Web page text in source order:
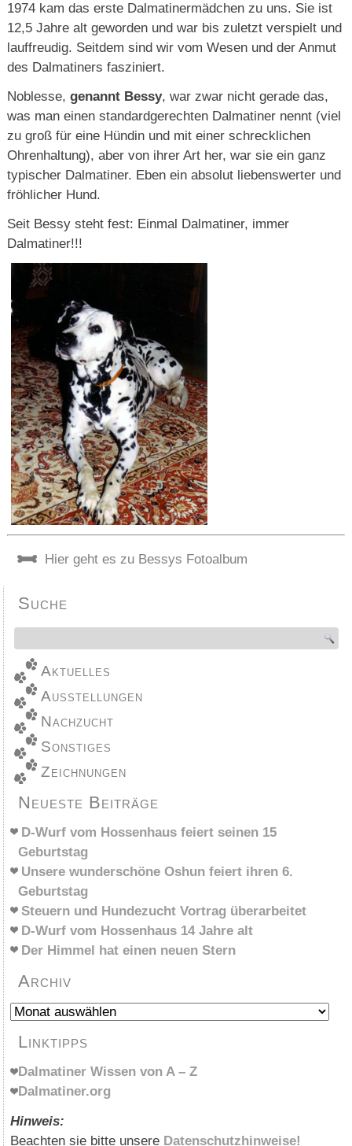
1974 kam das erste Dalmatinermädchen zu uns. Sie ist
12,5 Jahre alt geworden und war bis zuletzt verspielt und
lauffreudig. Seitdem sind wir vom Wesen und der Anmut
des Dalmatiners fasziniert.
Noblesse,genannt Bessy, war zwar nicht gerade das,
was man einen standardgerechten Dalmatiner nennt (viel
zu groß für eine Hündin und mit einer schrecklichen
Ohrenhaltung), aber von ihrer Art her, war sie ein ganz
typischer Dalmatiner. Eben ein absolut liebenswerter und
fröhlicher Hund.
Seit Bessy steht fest: Einmal Dalmatiner, immer
Dalmatiner!!!
Hier geht es zu Bessys Fotoalbum
Suche
Aktuelles
Ausstellungen
Nachzucht
Sonstiges
Zeichnungen
Neueste Beiträge
D-Wurf vom Hossenhaus feiert seinen 15
Geburtstag
Unsere wunderschöne Oshun feiert ihren 6.
Geburtstag
Steuern und Hundezucht Vortrag überarbeitet
D-Wurf vom Hossenhaus 14 Jahre alt
Der Himmel hat einen neuen Stern
Archiv
Archiv
Linktipps
Dalmatiner Wissen von A – Z
Dalmatiner.org
Hinweis:
Beachten sie bitte unsere Datenschutzhinweise!